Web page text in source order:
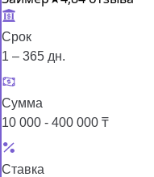
Срок
1 – 365 дн.
Сумма
10 000 - 400 000 ₸
Ставка